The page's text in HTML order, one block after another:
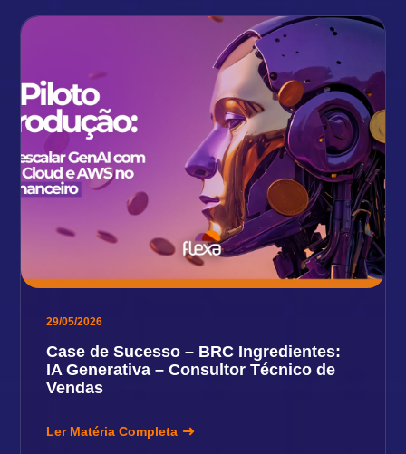
29/05/2026
Case de Sucesso – BRC Ingredientes:
IA Generativa – Consultor Técnico de
Vendas
Ler Matéria Completa